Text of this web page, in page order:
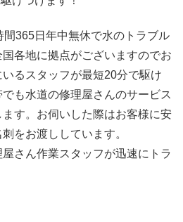
365日年中無休で水のトラブル
各地に拠点がございますのでお
るスタッフが最短20分で駆け
も水道の修理屋さんのサービス
す。お伺いした際はお客様に安
をお渡ししています。
さん作業スタッフが迅速にトラ